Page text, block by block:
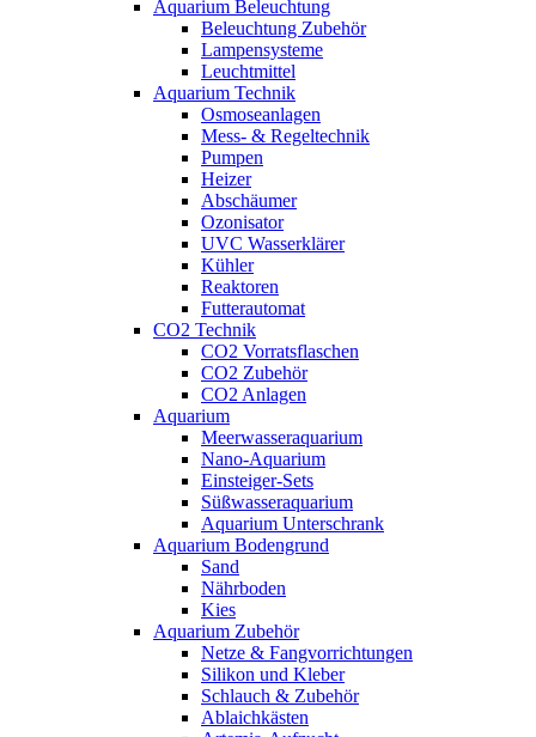
Aquarium Beleuchtung
Beleuchtung Zubehör
Lampensysteme
Leuchtmittel
Aquarium Technik
Osmoseanlagen
Mess- & Regeltechnik
Pumpen
Heizer
Abschäumer
Ozonisator
UVC Wasserklärer
Kühler
Reaktoren
Futterautomat
CO2 Technik
CO2 Vorratsflaschen
CO2 Zubehör
CO2 Anlagen
Aquarium
Meerwasseraquarium
Nano-Aquarium
Einsteiger-Sets
Süßwasseraquarium
Aquarium Unterschrank
Aquarium Bodengrund
Sand
Nährboden
Kies
Aquarium Zubehör
Netze & Fangvorrichtungen
Silikon und Kleber
Schlauch & Zubehör
Ablaichkästen